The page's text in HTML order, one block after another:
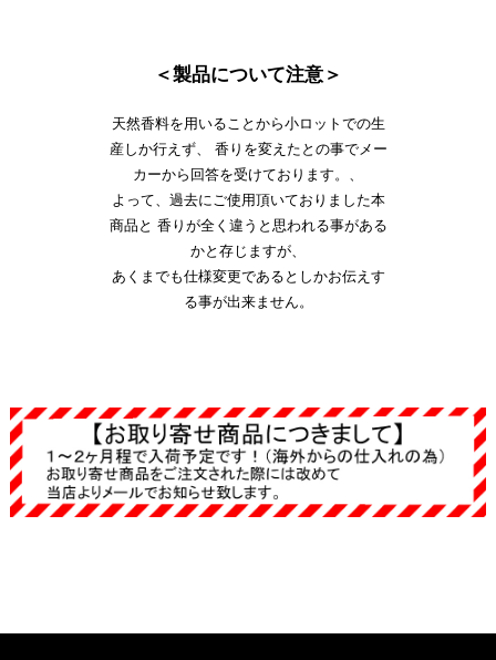
＜製品について注意＞
天然香料を用いることから小ロットでの生
産しか行えず、 香りを変えたとの事でメー
カーから回答を受けております。、
よって、過去にご使用頂いておりました本
商品と 香りが全く違うと思われる事がある
かと存じますが、
あくまでも仕様変更であるとしかお伝えす
る事が出来ません。